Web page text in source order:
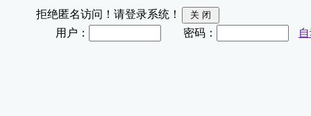
拒绝匿名访问！请登录系统！
用户：
密码：